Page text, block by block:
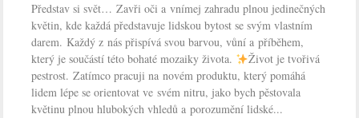
Představ si svět… Zavři oči a vnímej zahradu plnou jedinečných
květin, kde každá představuje lidskou bytost se svým vlastním
darem. Každý z nás přispívá svou barvou, vůní a příběhem,
který je součástí této bohaté mozaiky života.
Život je tvořivá
pestrost. Zatímco pracuji na novém produktu, který pomáhá
lidem lépe se orientovat ve svém nitru, jako bych pěstovala
květinu plnou hlubokých vhledů a porozumění lidské...